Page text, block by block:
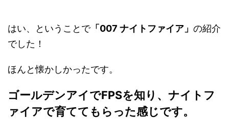
はい、ということで「007 ナイトファイア」 の紹介
でした！
ほんと懐かしかったです。
ゴールデンアイでFPSを知り、ナイトフ
ァイアで育ててもらった感じです。